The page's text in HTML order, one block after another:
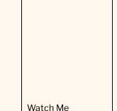
Watch Me